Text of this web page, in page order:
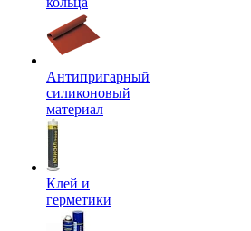
Антипригарный
силиконовый
материал
Клей и
герметики